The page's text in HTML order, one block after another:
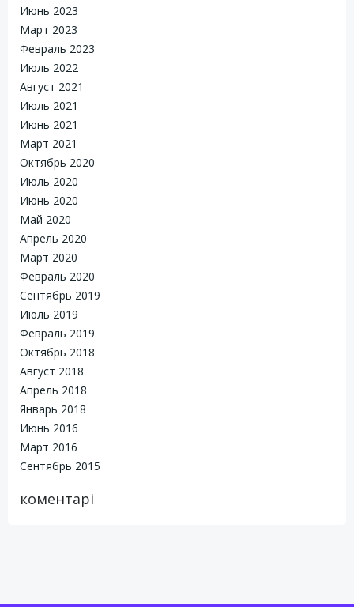
Июнь 2023
Март 2023
Февраль 2023
Июль 2022
Август 2021
Июль 2021
Июнь 2021
Март 2021
Октябрь 2020
Июль 2020
Июнь 2020
Май 2020
Апрель 2020
Март 2020
Февраль 2020
Сентябрь 2019
Июль 2019
Февраль 2019
Октябрь 2018
Август 2018
Апрель 2018
Январь 2018
Июнь 2016
Март 2016
Сентябрь 2015
коментарі